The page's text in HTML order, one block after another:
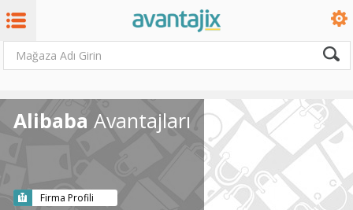
Alibaba Avantajları
Firma Profili